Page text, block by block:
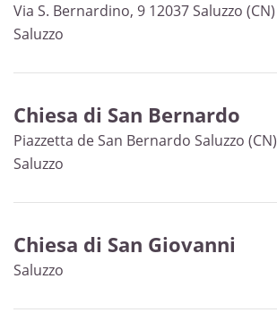
Via S. Bernardino, 9 12037 Saluzzo (CN)
Saluzzo
Chiesa di San Bernardo
Piazzetta de San Bernardo Saluzzo (CN)
Saluzzo
Chiesa di San Giovanni
Saluzzo